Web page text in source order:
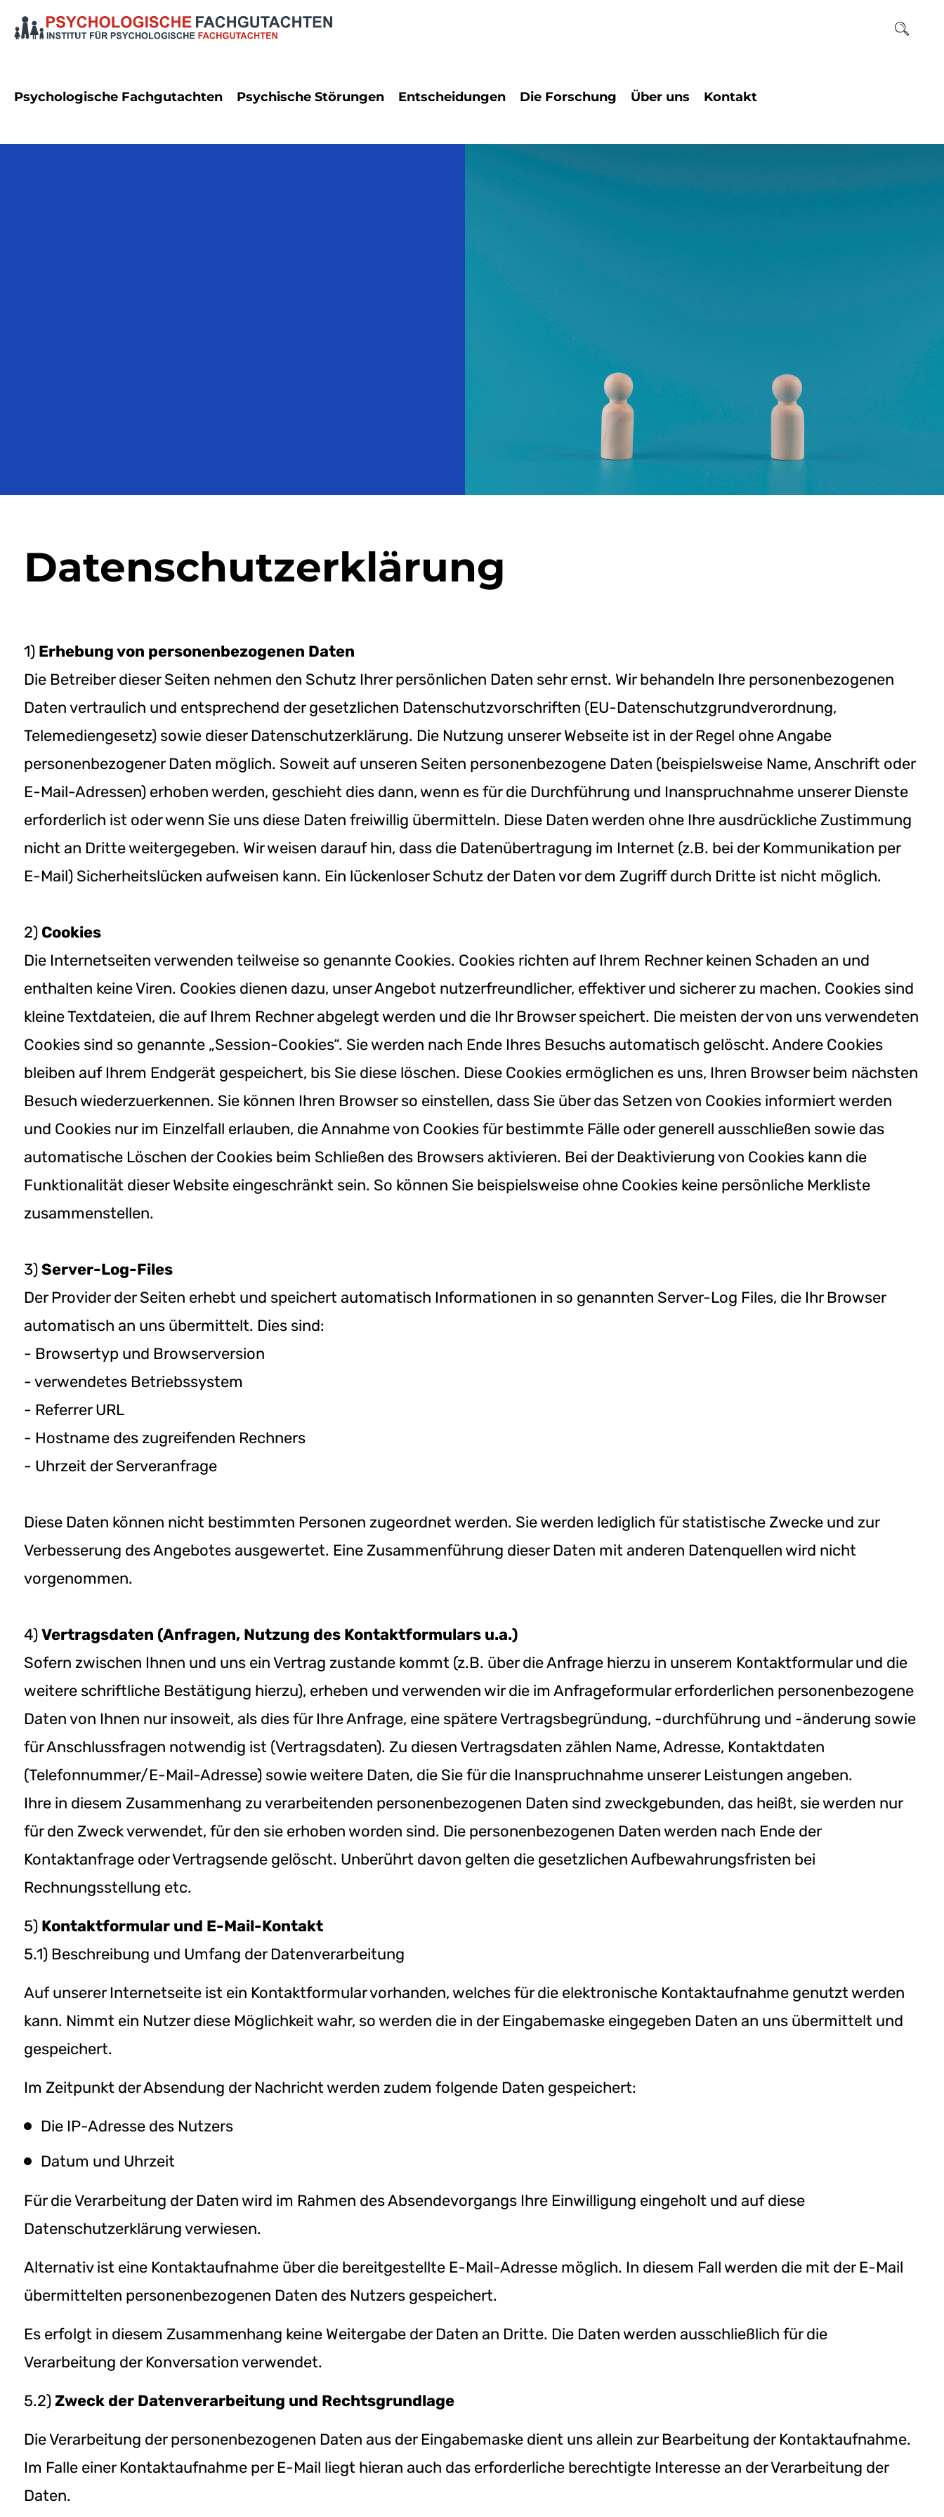
Psychologische Fachgutachten Psychische Störungen Entscheidungen
Erbrecht
Die Forschung
Neuropsychologie
Über uns
Raum und Kunst
Geschichte des
Historie des
Kontakt
Institutssekretariat
Beratungstermin
Kontaktformular
Datenschutzerklärung
1) Erhebung von personenbezogenen Daten
Die Betreiber dieser Seiten nehmen den Schutz Ihrer persönlichen Daten sehr ernst. Wir behandeln Ihre personenbezogenen
Daten vertraulich und entsprechend der gesetzlichen Datenschutzvorschriften (EU-Datenschutzgrundverordnung,
Telemediengesetz) sowie dieser Datenschutzerklärung. Die Nutzung unserer Webseite ist in der Regel ohne Angabe
personenbezogener Daten möglich. Soweit auf unseren Seiten personenbezogene Daten (beispielsweise Name, Anschrift oder
E-Mail-Adressen) erhoben werden, geschieht dies dann, wenn es für die Durchführung und Inanspruchnahme unserer Dienste
erforderlich ist oder wenn Sie uns diese Daten freiwillig übermitteln. Diese Daten werden ohne Ihre ausdrückliche Zustimmung
nicht an Dritte weitergegeben. Wir weisen darauf hin, dass die Datenübertragung im Internet (z.B. bei der Kommunikation per
E-Mail) Sicherheitslücken aufweisen kann. Ein lückenloser Schutz der Daten vor dem Zugriff durch Dritte ist nicht möglich.
2) Cookies
Die Internetseiten verwenden teilweise so genannte Cookies. Cookies richten auf Ihrem Rechner keinen Schaden an und
enthalten keine Viren. Cookies dienen dazu, unser Angebot nutzerfreundlicher, effektiver und sicherer zu machen. Cookies sind
kleine Textdateien, die auf Ihrem Rechner abgelegt werden und die Ihr Browser speichert. Die meisten der von uns verwendeten
Cookies sind so genannte „Session-Cookies“. Sie werden nach Ende Ihres Besuchs automatisch gelöscht. Andere Cookies
bleiben auf Ihrem Endgerät gespeichert, bis Sie diese löschen. Diese Cookies ermöglichen es uns, Ihren Browser beim nächsten
Besuch wiederzuerkennen. Sie können Ihren Browser so einstellen, dass Sie über das Setzen von Cookies informiert werden
und Cookies nur im Einzelfall erlauben, die Annahme von Cookies für bestimmte Fälle oder generell ausschließen sowie das
automatische Löschen der Cookies beim Schließen des Browsers aktivieren. Bei der Deaktivierung von Cookies kann die
Funktionalität dieser Website eingeschränkt sein. So können Sie beispielsweise ohne Cookies keine persönliche Merkliste
zusammenstellen.
3)Server-Log-Files
Der Provider der Seiten erhebt und speichert automatisch Informationen in so genannten Server-Log Files, die Ihr Browser
automatisch an uns übermittelt. Dies sind:
- Browsertyp und Browserversion
- verwendetes Betriebssystem
- Referrer URL
- Hostname des zugreifenden Rechners
- Uhrzeit der Serveranfrage
Diese Daten können nicht bestimmten Personen zugeordnet werden. Sie werden lediglich für statistische Zwecke und zur
Verbesserung des Angebotes ausgewertet. Eine Zusammenführung dieser Daten mit anderen Datenquellen wird nicht
vorgenommen.
4)Vertragsdaten (Anfragen, Nutzung des Kontaktformulars u.a.)
Sofern zwischen Ihnen und uns ein Vertrag zustande kommt (z.B. über die Anfrage hierzu in unserem Kontaktformular und die
weitere schriftliche Bestätigung hierzu), erheben und verwenden wir die im Anfrageformular erforderlichen personenbezogene
Daten von Ihnen nur insoweit, als dies für Ihre Anfrage, eine spätere Vertragsbegründung, -durchführung und -änderung sowie
für Anschlussfragen notwendig ist (Vertragsdaten). Zu diesen Vertragsdaten zählen Name, Adresse, Kontaktdaten
(Telefonnummer/E-Mail-Adresse) sowie weitere Daten, die Sie für die Inanspruchnahme unserer Leistungen angeben.
Ihre in diesem Zusammenhang zu verarbeitenden personenbezogenen Daten sind zweckgebunden, das heißt, sie werden nur
für den Zweck verwendet, für den sie erhoben worden sind. Die personenbezogenen Daten werden nach Ende der
Kontaktanfrage oder Vertragsende gelöscht. Unberührt davon gelten die gesetzlichen Aufbewahrungsfristen bei
Rechnungsstellung etc.
5) Kontaktformular und E-Mail-Kontakt
5.1) Beschreibung und Umfang der Datenverarbeitung
Auf unserer Internetseite ist ein Kontaktformular vorhanden, welches für die elektronische Kontaktaufnahme genutzt werden
kann. Nimmt ein Nutzer diese Möglichkeit wahr, so werden die in der Eingabemaske eingegeben Daten an uns übermittelt und
gespeichert.
Im Zeitpunkt der Absendung der Nachricht werden zudem folgende Daten gespeichert:
Die IP-Adresse des Nutzers
Datum und Uhrzeit
Für die Verarbeitung der Daten wird im Rahmen des Absendevorgangs Ihre Einwilligung eingeholt und auf diese
Datenschutzerklärung verwiesen.
Alternativ ist eine Kontaktaufnahme über die bereitgestellte E-Mail-Adresse möglich. In diesem Fall werden die mit der E-Mail
übermittelten personenbezogenen Daten des Nutzers gespeichert.
Es erfolgt in diesem Zusammenhang keine Weitergabe der Daten an Dritte. Die Daten werden ausschließlich für die
Verarbeitung der Konversation verwendet.
5.2)Zweck der Datenverarbeitung und Rechtsgrundlage
Die Verarbeitung der personenbezogenen Daten aus der Eingabemaske dient uns allein zur Bearbeitung der Kontaktaufnahme.
Im Falle einer Kontaktaufnahme per E-Mail liegt hieran auch das erforderliche berechtigte Interesse an der Verarbeitung der
Daten.